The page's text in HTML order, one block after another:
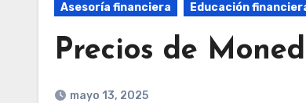
Asesoría financiera Educación
Precios de
mayo 13, 2025